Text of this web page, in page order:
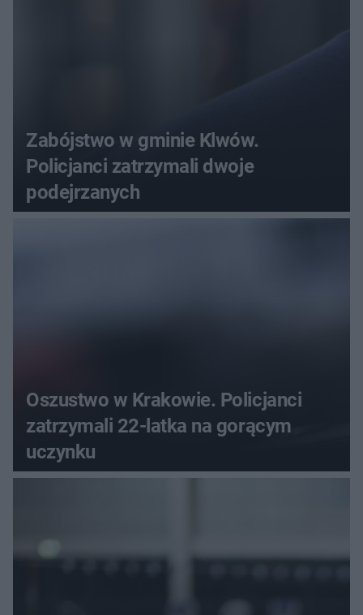
Zabójstwo w gminie Klwów.
Policjanci zatrzymali dwoje
podejrzanych
Oszustwo w Krakowie. Policjanci
zatrzymali 22-latka na gorącym
uczynku